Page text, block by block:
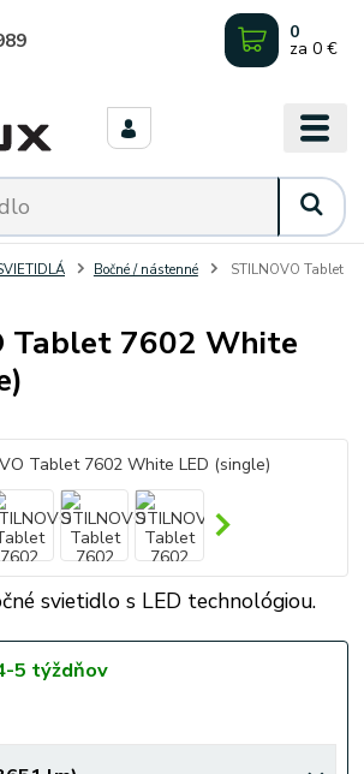
0
za 0 €
Bočné / nástenné
STILNOVO Tablet
Tablet 7602 White
svietidlo s LED technológiou.
5 týždňov